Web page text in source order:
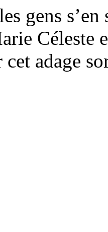
gens
Céleste
adage